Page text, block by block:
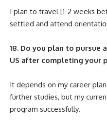
I plan to travel [1-2 weeks
settled and attend
18. Do you plan to pursue
US after completing your
It depends on my career
further studies, but my
program successfully.